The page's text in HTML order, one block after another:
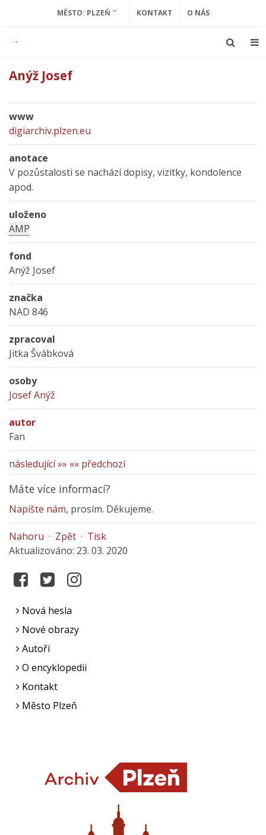
MĚSTO: PLZEŇ KONTAKT O NÁS
Anýž Josef
www
digiarchiv.plzen.eu
anotace
V pozůstalosti se nachází dopisy, vizitky, kondolence
apod.
uloženo
AMP
fond
Anýž Josef
značka
NAD 846
zpracoval
Jitka Švábková
osoby
Josef Anýž
autor
Fan
následující »» «« předchozí
Máte více informací?
Napište nám, prosím. Děkujeme.
Nahoru · Zpět · Tisk
Aktualizováno: 23. 03. 2020
Nová hesla
Nové obrazy
Autoři
O encyklopedii
Kontakt
Město Plzeň